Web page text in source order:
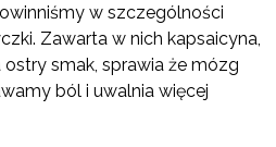
w szczególności
Zawarta w nich kapsaicyna,
smak, sprawia że mózg
ból i uwalnia więcej